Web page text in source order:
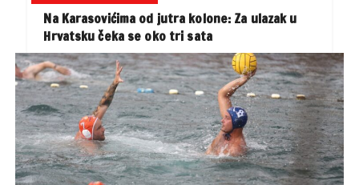
Na Karasovićima od jutra kolone: Za ulazak u
Hrvatsku čeka se oko tri sata